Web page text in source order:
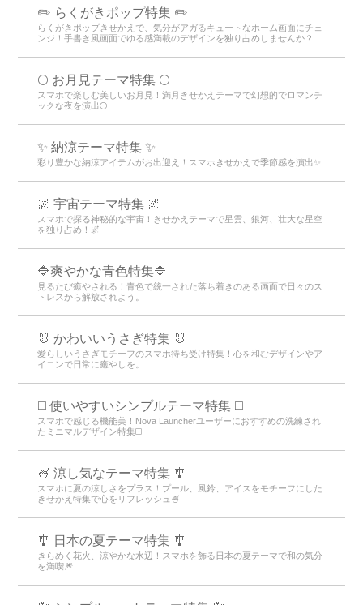
✏️ らくがきポップ特集 ✏️
らくがきポップきせかえで、気分がアガるキュートなホーム画面にチェ
ンジ！手書き風画面でゆる感満載のデザインを独り占めしませんか？
🌕 お月見テーマ特集 🌕
スマホで楽しむ美しいお月見！満月きせかえテーマで幻想的でロマンチ
ックな夜を演出🌕
✨ 納涼テーマ特集 ✨
彩り豊かな納涼アイテムがお出迎え！スマホきせかえで季節感を演出✨
🌌 宇宙テーマ特集 🌌
スマホで探る神秘的な宇宙！きせかえテーマで星雲、銀河、壮大な星空
を独り占め！🌌
🔷爽やかな青色特集🔷
見るたび癒やされる！青色で統一された落ち着きのある画面で日々のス
トレスから解放されよう。
🐰 かわいいうさぎ特集 🐰
愛らしいうさぎモチーフのスマホ待ち受け特集！心を和むデザインやア
イコンで日常に癒やしを。
◻️ 使いやすいシンプルテーマ特集 ◻️
スマホで感じる機能美！Nova Launcherユーザーにおすすめの洗練され
たミニマルデザイン特集◻️
🍧 涼し気なテーマ特集 🎐
スマホに夏の涼しさをプラス！プール、風鈴、アイスをモチーフにした
きせかえ特集で心をリフレッシュ🍧
🎐 日本の夏テーマ特集 🎐
きらめく花火、涼やかな水辺！スマホを飾る日本の夏テーマで和の気分
を満喫🎆